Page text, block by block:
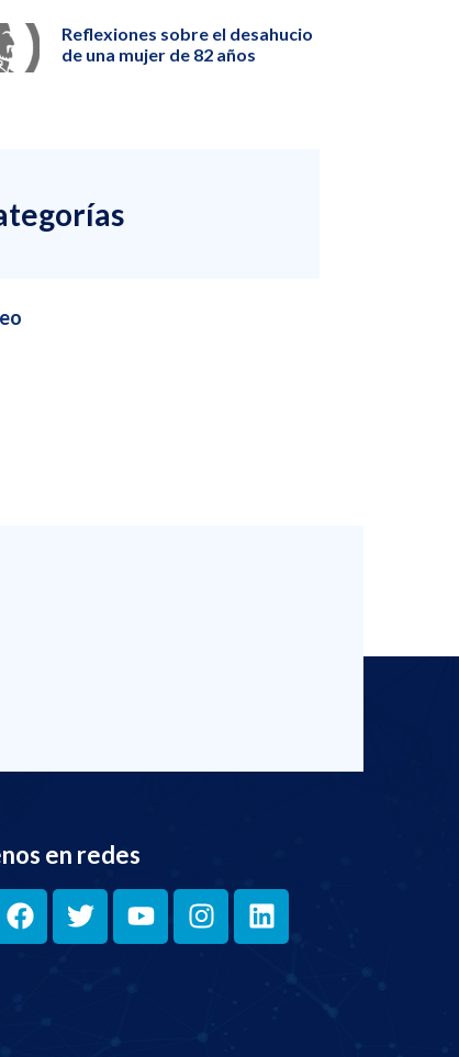
Reflexiones sobre el desahucio
de una mujer de 82 años
en redes